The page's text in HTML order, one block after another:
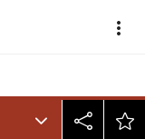
more_vert